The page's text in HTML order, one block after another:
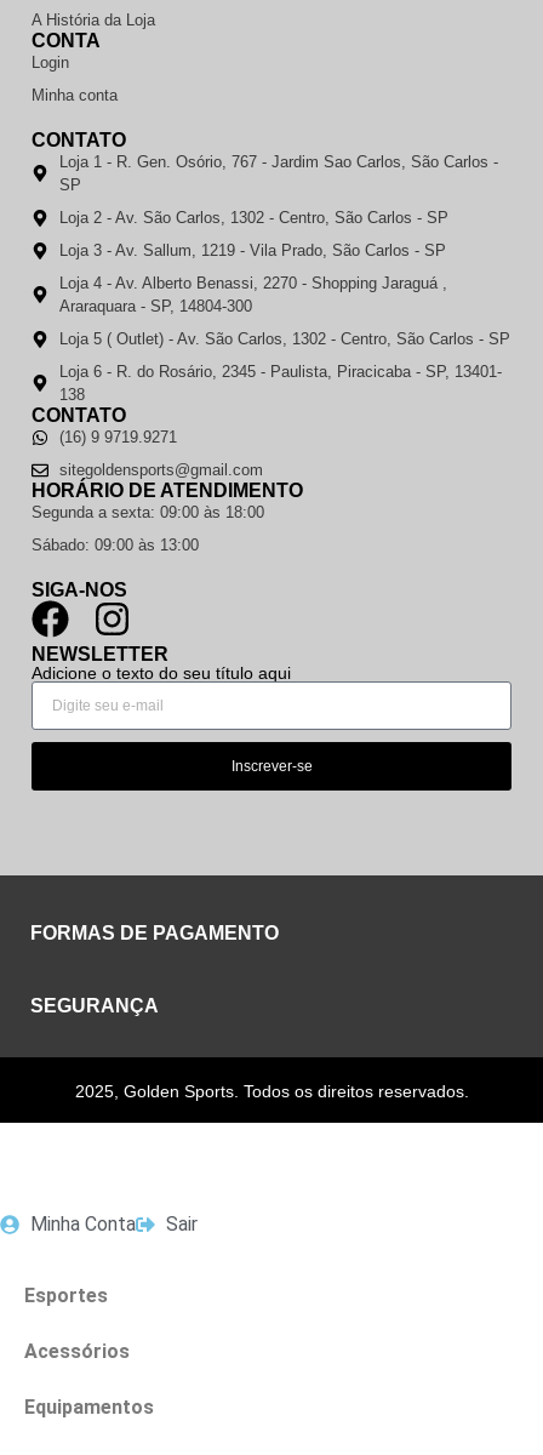
A História da Loja
CONTA
Login
Minha conta
CONTATO
Loja 1 - R. Gen. Osório, 767 - Jardim Sao Carlos, São Carlos -
SP
Loja 2 - Av. São Carlos, 1302 - Centro, São Carlos - SP
Loja 3 - Av. Sallum, 1219 - Vila Prado, São Carlos - SP
Loja 4 - Av. Alberto Benassi, 2270 - Shopping Jaraguá ,
Araraquara - SP, 14804-300
Loja 5 ( Outlet) - Av. São Carlos, 1302 - Centro, São Carlos - SP
Loja 6 - R. do Rosário, 2345 - Paulista, Piracicaba - SP, 13401-
138
CONTATO
(16) 9 9719.9271
sitegoldensports@gmail.com
HORÁRIO DE ATENDIMENTO
Segunda a sexta: 09:00 às 18:00
Sábado: 09:00 às 13:00
SIGA-NOS
NEWSLETTER
Adicione o texto do seu título aqui
Inscrever-se
FORMAS DE PAGAMENTO
SEGURANÇA
2025, Golden Sports. Todos os direitos reservados.
Minha Conta Sair
Esportes
Acessórios
Equipamentos